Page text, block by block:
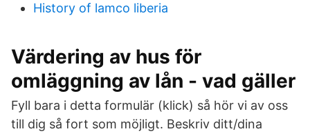
History of lamco liberia
Värdering av hus för
omläggning av lån - vad gäller
Fyll bara i detta formulär (klick) så hör vi av oss
till dig så fort som möjligt. Beskriv ditt/dina